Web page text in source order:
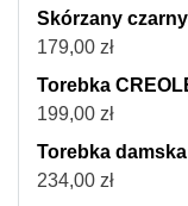
Skórzany
179,00 zł
Torebka
199,00 zł
Torebka
234,00 zł